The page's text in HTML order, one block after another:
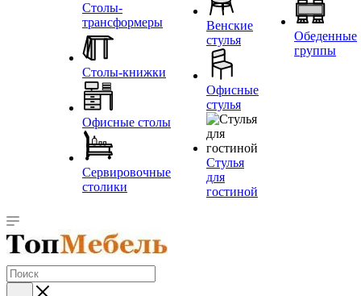
Столы-
трансформеры
Столы-книжки
Офисные столы
Сервировочные
столики
Венские
стулья
Офисные
стулья
Стулья
для
гостиной
Обеденные
группы